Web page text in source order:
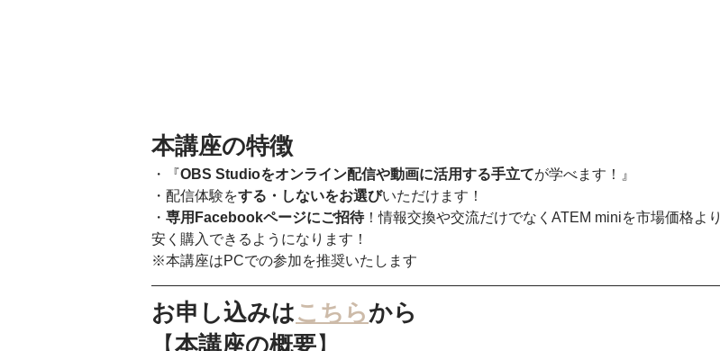
本講座の特徴
・『OBS Studioをオンライン配信や動画に活用する手立てが学べます！』
・配信体験をする・しないをお選びいただけます！
・ 専用Facebookページにご招待！情報交換や交流だけでなくATEM miniを市場価格より
安く購入できるようになります！
※本講座はPCでの参加を推奨いたします
お申し込みはこちらから
【本講座の概要】